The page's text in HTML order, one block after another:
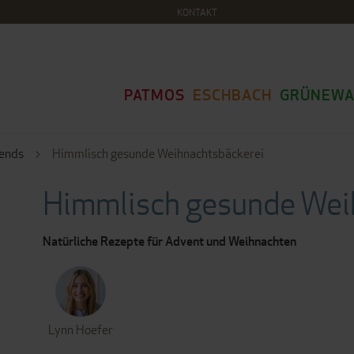
KONTAKT
PATMOS ESCHBACH
Himmlisch gesunde Weihnachtsbäckerei
Himmlisch gesunde
Natürliche Rezepte für Advent und Weihnachten
Lynn Hoefer